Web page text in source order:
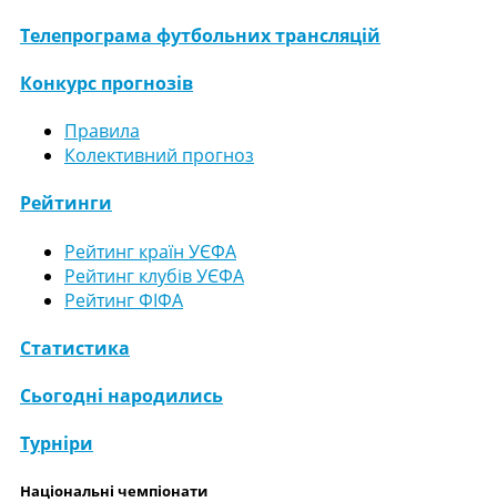
Телепрограма футбольних трансляцій
Конкурс прогнозів
Правила
Колективний прогноз
Рейтинги
Рейтинг країн УЄФА
Рейтинг клубів УЄФА
Рейтинг ФІФА
Статистика
Сьогодні народились
Турніри
Національні чемпіонати